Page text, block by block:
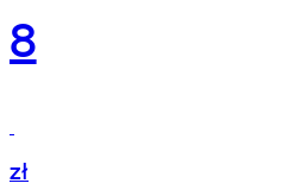
8
zł